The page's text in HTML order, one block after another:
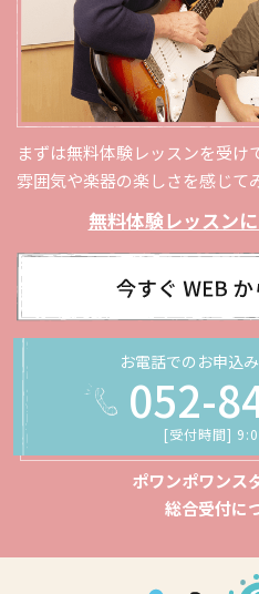
まずは無料体験レッスンを受け
雰囲気や楽器の楽しさを感じて
無料体験レッスン
お電話でのお申込
052-
[受付時間]
ポワンポワンス
総合受付に